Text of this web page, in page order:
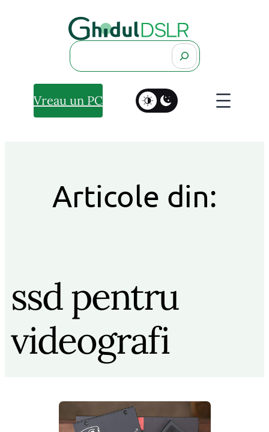
Search
Vreau un PC
Articole din:
ssd pentru
videografi